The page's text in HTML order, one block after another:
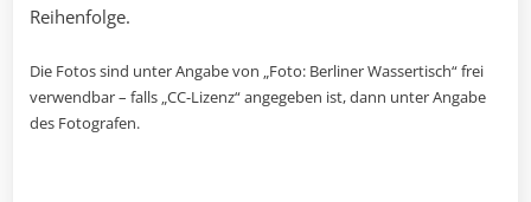
Reihenfolge.
Die Fotos sind unter Angabe von „Foto: Berliner Wassertisch“ frei
verwendbar – falls „CC-Lizenz“ angegeben ist, dann unter Angabe
des Fotografen.